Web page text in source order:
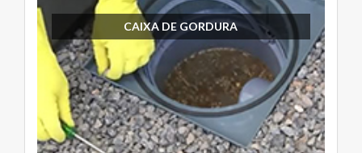
CAIXA DE GORDURA